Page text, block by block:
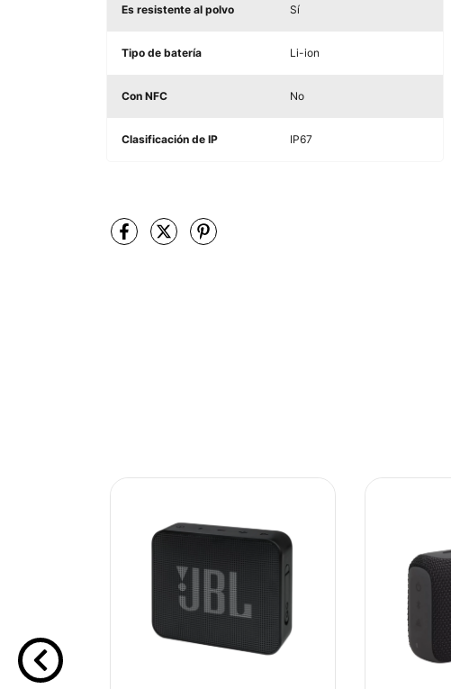
Es resistente al polvo Sí
Tipo de batería Li-ion
Con NFC No
Clasificación de IP IP67